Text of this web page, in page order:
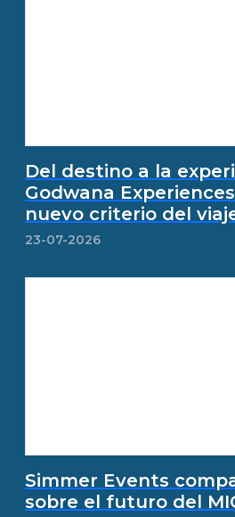
Del destino a la
Godwana
nuevo criterio del
23-07-2026
Simmer Events
sobre el futuro del